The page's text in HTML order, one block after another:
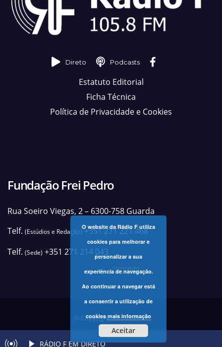
Direto Podcasts
Estatuto Editorial
Ficha Técnica
Política de Privacidade e Cookies
Fundação Frei Pedro
Rua Soeiro Viegas, 2 – 6300-758 Guarda
Telf. (Estúdios e Redação)+351 271 221 468
Telf. (Sede) +351 271 214 043
+contactos
© Copyright 2025 Rádio F
O website da Rádio F utiliza
cookies para melhorar e
personalizar a sua
experiência de navegação.
Ao continuar a navegar está
a consentir a utilização de
cookiesmais informação
Aceitar
RÁDIO F EM DIRETO